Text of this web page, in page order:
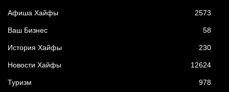
Афиша Хайфы 2573
Ваш Бизнес 58
История Хайфы 230
Новости Хайфы 12624
Туризм 978